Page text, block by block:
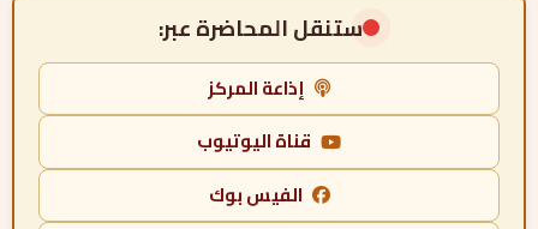
ستنقل المحاضرة عبر:
إذاعة المركز
قناة اليوتيوب
الفيس بوك